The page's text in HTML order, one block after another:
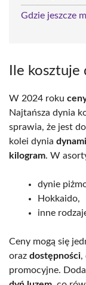
Gdzie jeszcze
Ile
W 2024 roku
Najtańsza dynia
sprawia, że jest
kolei dynia
kilogram. W
dynie
Hokkaido,
inne
Ceny mogą się
oraz dostępności,
promocyjne.